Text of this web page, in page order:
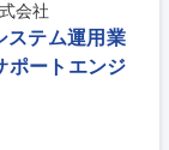
会社
ステム運用業
ポートエンジ